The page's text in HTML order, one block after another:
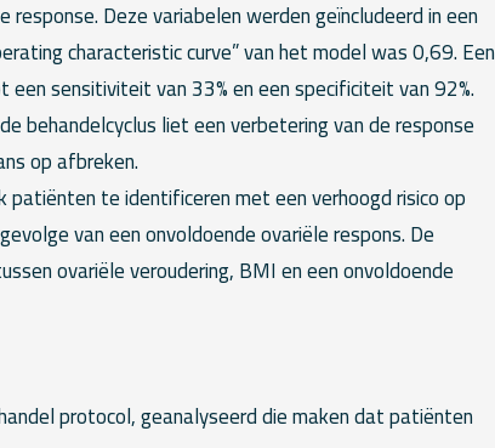
Deze variabelen werden geïncludeerd in een
characteristic curve” van het model was 0,69. Een
sensitiviteit van 33% en een specificiteit van 92%.
behandelcyclus liet een verbetering van de response
op afbreken.
te identificeren met een verhoogd risico op
van een onvoldoende ovariële respons. De
ovariële veroudering, BMI en een onvoldoende
protocol, geanalyseerd die maken dat patiënten